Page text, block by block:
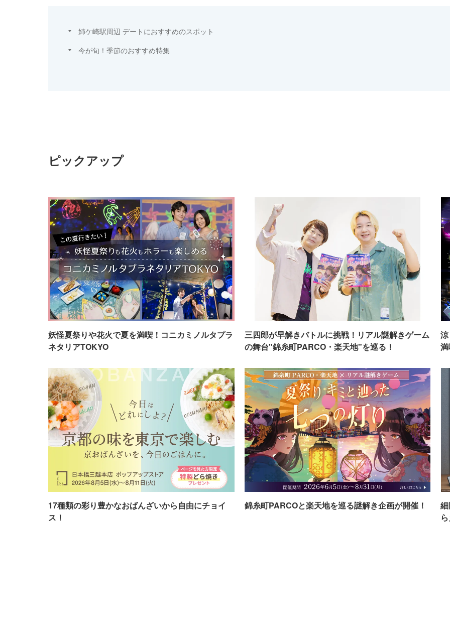
姉ケ崎駅周辺 デートにおすすめのスポット
今が旬！季節のおすすめ特集
ピックアップ
妖怪夏祭りや花火で夏を満喫！コニカミノルタプラ
ネタリアTOKYO
三四郎が早解きバトルに挑戦！リアル謎解きゲーム
の舞台"錦糸町PARCO・楽天地"を巡る！
17種類の彩り豊かなおばんざいから自由にチョイ
ス！
錦糸町PARCOと楽天地を巡る謎解き企画が開催！